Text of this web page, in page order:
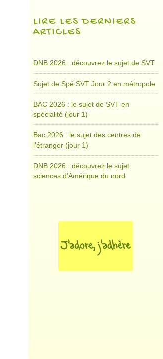
LIRE LES DERNIERS
ARTICLES
DNB 2026 : découvrez le sujet de SVT
Sujet de Spé SVT Jour 2 en métropole
BAC 2026 : le sujet de SVT en
spécialité (jour 1)
Bac 2026 : le sujet des centres de
l’étranger (jour 1)
DNB 2026 : découvrez le sujet
sciences d’Amérique du nord